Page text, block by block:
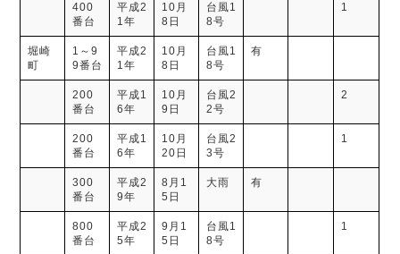
400
番台
平成2
1年
10月
8日
台風1
8号
1
堀崎
町
1～9
9番台
平成2
1年
10月
8日
台風1
8号
有
200
番台
平成1
6年
10月
9日
台風2
2号
2
200
番台
平成1
6年
10月
20日
台風2
3号
1
300
番台
平成2
9年
8月1
5日
大雨 有
800
番台
平成2
5年
9月1
5日
台風1
8号
1